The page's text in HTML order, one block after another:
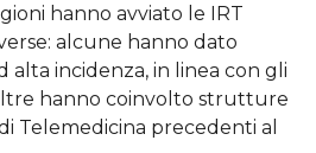
hanno avviato le IRT
alcune hanno dato
alta incidenza, in linea con gli
hanno coinvolto strutture
Telemedicina precedenti al